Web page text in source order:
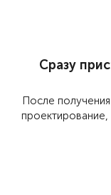
Сразу
После
проектирование,